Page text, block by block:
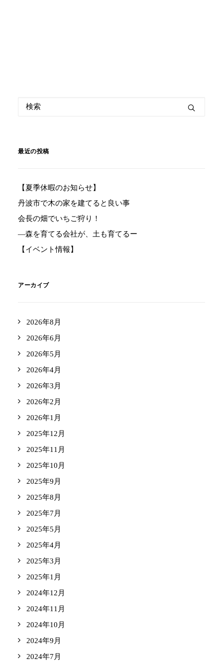
最近の投稿
【夏季休暇のお知らせ】
丹波市で木の家を建てると良い事
会長の畑でいちご狩り！
―森を育てる会社が、土も育てるー
【イベント情報】
アーカイブ
2026年8月
2026年6月
2026年5月
2026年4月
2026年3月
2026年2月
2026年1月
2025年12月
2025年11月
2025年10月
2025年9月
2025年8月
2025年7月
2025年5月
2025年4月
2025年3月
2025年1月
2024年12月
2024年11月
2024年10月
2024年9月
2024年7月